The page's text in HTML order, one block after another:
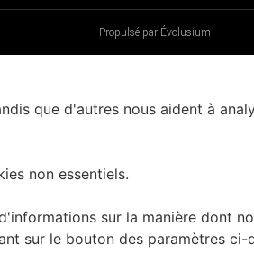
Propulsé par Évolusium
que d'autres nous aident à
non essentiels.
sur la manière dont
sur le bouton des paramètres ci-